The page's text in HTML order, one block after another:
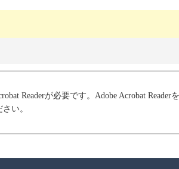
Readerが必要です。Adobe Acrobat Reader
い。